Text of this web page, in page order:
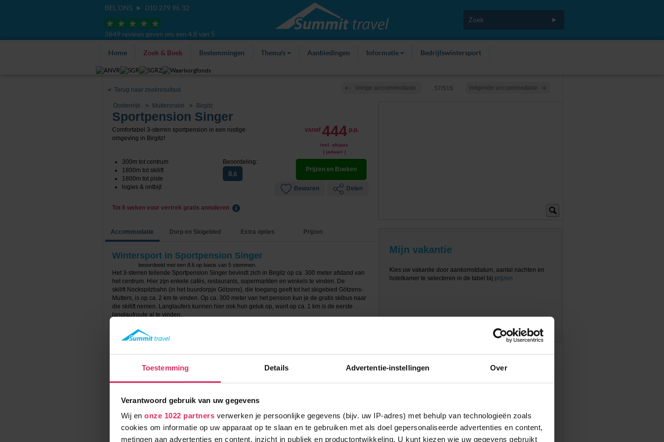
Toestemming Details Advertentie-instellingen Over
Verantwoord gebruik van uw gegevens
Wij en onze 1022 partners verwerken je persoonlijke gegevens (bijv. uw IP-adres) met behulp van technologieën zoals
cookies om informatie op uw apparaat op te slaan en te gebruiken met als doel gepersonaliseerde advertenties en content,
metingen aan advertenties en content, inzicht in publiek en productontwikkeling. U kunt kiezen wie uw gegevens gebruikt
BEL ONS 010 279 96 32
3649 reviews geven ons een 4,8 van 5
Home Zoek & Boek Bestemmingen Thema's Aanbiedingen Informatie Bedrijfswintersport
<Terug naar zoekresultaat 57/515
Oostenrijk Muttereralm Birgitz
Sportpension Singer
Comfortabel 3-sterren sportpension in een rustige
omgeving in Birgitz!
vanaf 444 p.p.
incl. skipas
( januari )
300m tot centrum
1800m tot skilift
1800m tot piste
logies & ontbijt
Prijzen en Boeken
Bewaren Delen
Beoordeling:
8,6
Tot 6 weken voor vertrek gratis annuleren
Accommodatie Dorp en Skigebied Extra opties Prijzen
Wintersport in Sportpension Singer
beoordeeld met een 8.6op basis van 5stemmen.
Het 3-sterren tellende Sportpension Singer bevindt zich in Birgitz op ca. 300 meter afstand van
het centrum. Hier zijn enkele cafés, restaurants, supermarkten en winkels te vinden. De
skilift Nockspitzbahn (in het buurdorpje Götzens), die toegang geeft tot het skigebied Götzens-
Mutters, is op ca. 2 km te vinden. Op ca. 300 meter van het pension kun je de gratis skibus naar
die skilift nemen. Langlaufers kunnen hier ook hun geluk op, want op ca. 1 km is de eerste
langlaufroute al te vinden.
Het sportpension bestaat uit 29 kamers en heeft een receptie met lounge, kluisjes, een
restaurant, enkele Stubes, een speelkamer, gratis Wi-Fi, een skiberging en gratis
wellnessruimte met een sauna, stoombad en overdekt zwembad (ca. 36 m2).
De nette kamers van Sportpension Singer zijn alle voorzien van een tv, douche met toilet.
Sommige kamers hebben een balkon. Summit Travel biedt verschillende kamertypes aan: 2-
slapen op een opklapbed. In de 2/3/4-persoonskamer mogen maximaal 3 volwassenen slapen
Het verblijf is op basis van logies en ontbijt.
Mijn vakantie
Kies uw vakantie door aankomstdatum, aantal nachten en
hotelkamer te selecteren in de tabel bij prijzen